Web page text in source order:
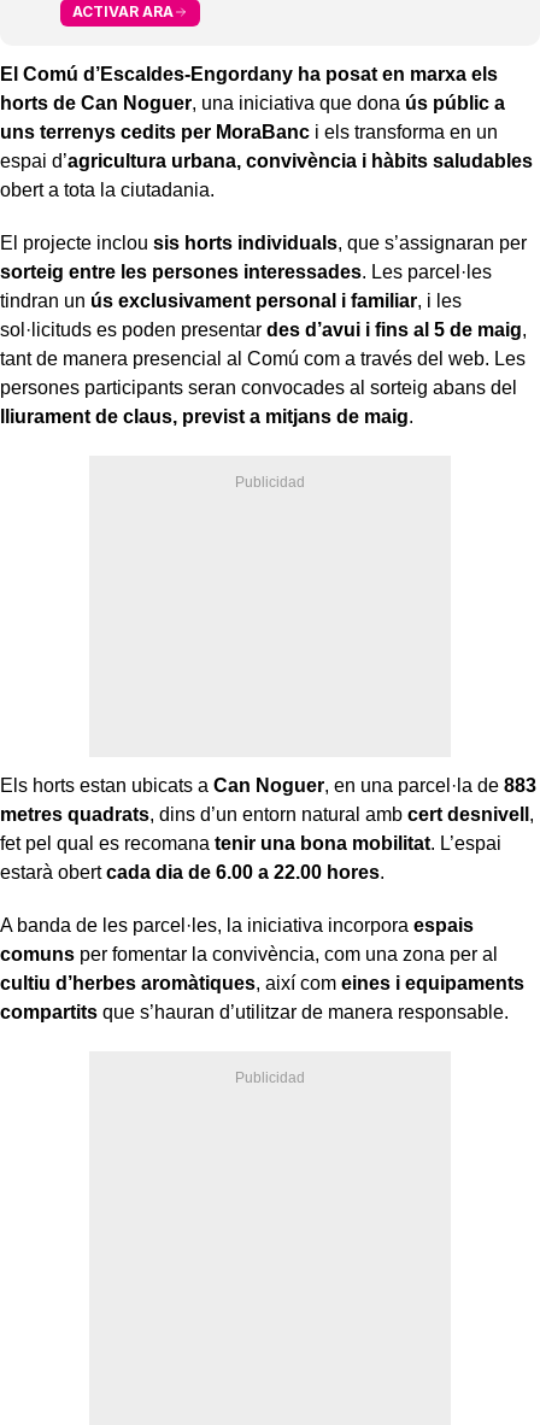
ACTIVAR ARA
El Comú d’Escaldes-Engordany ha posat en marxa els
horts de Can Noguer, una iniciativa que dona ús públic a
uns terrenys cedits per MoraBanc i els transforma en un
espai d’agricultura urbana, convivència i hàbits saludables
obert a tota la ciutadania.
El projecte inclou sis horts individuals, que s’assignaran per
sorteig entre les persones interessades. Les parcel·les
tindran un ús exclusivament personal i familiar, i les
sol·licituds es poden presentar des d’avui i fins al 5 de maig,
tant de manera presencial al Comú com a través del web. Les
persones participants seran convocades al sorteig abans del
lliurament de claus, previst a mitjans de maig.
Els horts estan ubicats a Can Noguer, en una parcel·la de 883
metres quadrats, dins d’un entorn natural amb cert desnivell ,
fet pel qual es recomana tenir una bona mobilitat. L’espai
estarà obertcada dia de 6.00 a 22.00 hores.
A banda de les parcel·les, la iniciativa incorpora espais
comuns per fomentar la convivència, com una zona per al
cultiu d’herbes aromàtiques, així com eines i equipaments
compartits que s’hauran d’utilitzar de manera responsable.